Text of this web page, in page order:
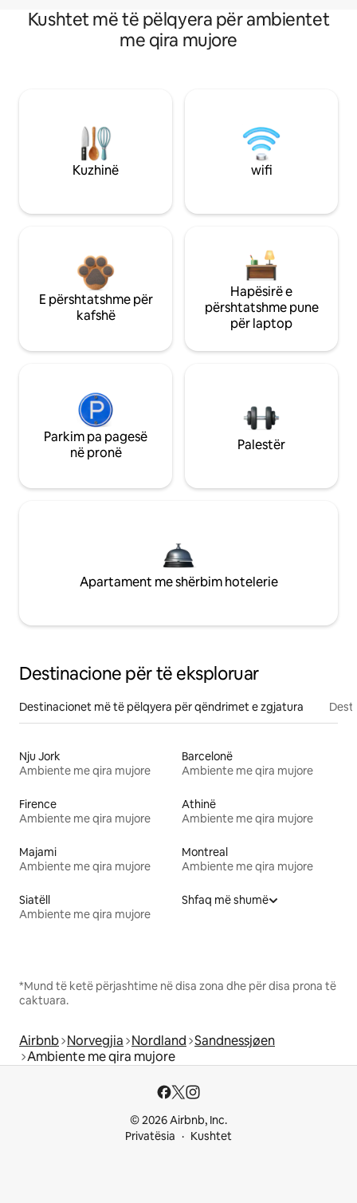
Kushtet më të pëlqyera për ambientet
me qira mujore
Kuzhinë wifi
E përshtatshme për
kafshë
Hapësirë e
përshtatshme pune
për laptop
Parkim pa pagesë
në pronë
Palestër
Apartament me shërbim hotelerie
Destinacione për të eksploruar
Destinacionet më të pëlqyera për qëndrimet e zgjatura
Nju Jork
Ambiente me qira mujore
Barcelonë
Ambiente me qira mujore
Firence
Ambiente me qira mujore
Athinë
Ambiente me qira mujore
Majami
Ambiente me qira mujore
Montreal
Ambiente me qira mujore
Siatëll
Ambiente me qira mujore
Shfaq më shumë
*Mund të ketë përjashtime në disa zona dhe për disa prona të
caktuara.
Airbnb Norvegjia Nordland Sandnessjøen
Ambiente me qira mujore
© 2026 Airbnb, Inc.
Privatësia
Kushtet